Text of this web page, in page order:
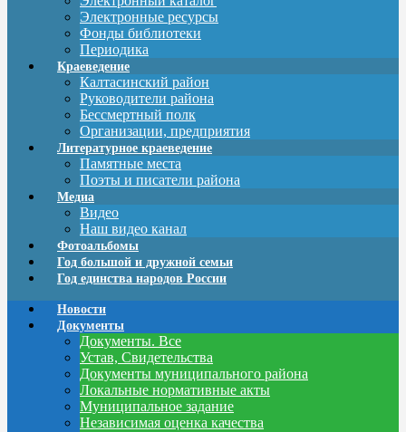
Электронные ресурсы
Фонды библиотеки
Периодика
Краеведение
Калтасинский район
Руководители района
Бессмертный полк
Организации, предприятия
Литературное краеведение
Памятные места
Поэты и писатели района
Медиа
Видео
Наш видео канал
Фотоальбомы
Год большой и дружной семьи
Год единства народов России
Новости
Документы
Документы. Все
Устав, Свидетельства
Документы муниципального района
Локальные нормативные акты
Муниципальное задание
Независимая оценка качества